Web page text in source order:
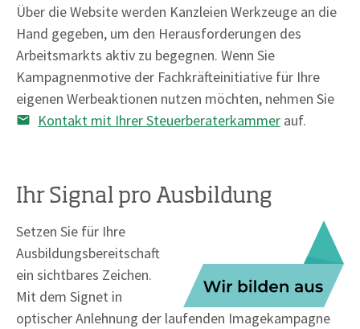
Über die Website werden Kanzleien Werkzeuge an die
Hand gegeben, um den Herausforderungen des
Arbeitsmarkts aktiv zu begegnen. Wenn Sie
Kampagnenmotive der Fachkräfteinitiative für Ihre
eigenen Werbeaktionen nutzen möchten, nehmen Sie
Kontakt mit Ihrer Steuerberaterkammer auf.
Ihr Signal pro Ausbildung
Setzen Sie für Ihre
Ausbildungsbereitschaft
ein sichtbares Zeichen.
Mit dem Signet in
optischer Anlehnung der laufenden Imagekampagne